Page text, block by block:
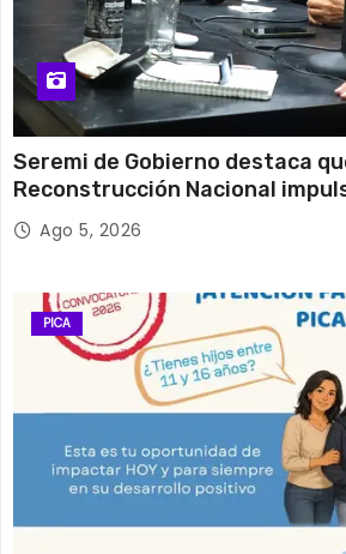
Seremi de Gobierno destaca
Reconstrucción Nacional
y el empleo en Tarapacá
Ago 5, 2026
PICA